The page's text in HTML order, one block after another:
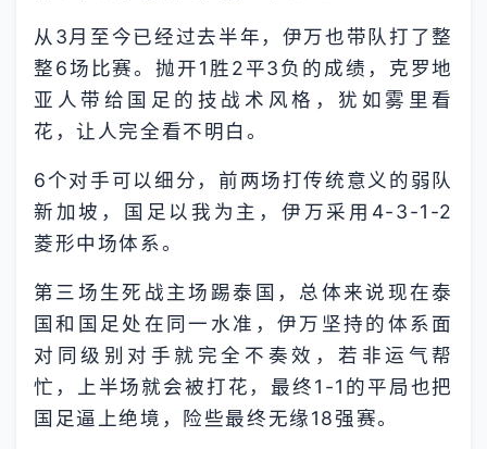
从3月至今已经过去半年，伊万也带队打了整
整6场比赛。抛开1胜2平3负的成绩，克罗地
亚人带给国足的技战术风格，犹如雾里看
花，让人完全看不明白。
6个对手可以细分，前两场打传统意义的弱队
新加坡，国足以我为主，伊万采用4-3-1-2
菱形中场体系。
第三场生死战主场踢泰国，总体来说现在泰
国和国足处在同一水准，伊万坚持的体系面
对同级别对手就完全不奏效，若非运气帮
忙，上半场就会被打花，最终1-1的平局也把
国足逼上绝境，险些最终无缘18强赛。